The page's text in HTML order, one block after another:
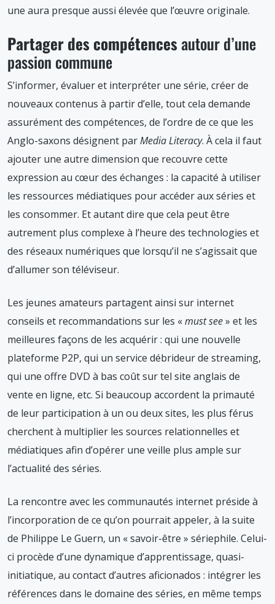
une aura presque aussi élevée que l’œuvre originale.
Partager des compétencesautour d’une
passion commune
S’informer, évaluer et interpréter une série, créer de
nouveaux contenus à partir d’elle, tout cela demande
assurément des compétences, de l’ordre de ce que les
Anglo-saxons désignent parMedia Literacy. À cela il faut
ajouter une autre dimension que recouvre cette
expression au cœur des échanges : la capacité à utiliser
les ressources médiatiques pour accéder aux séries et
les consommer. Et autant dire que cela peut être
autrement plus complexe à l’heure des technologies et
des réseaux numériques que lorsqu’il ne s’agissait que
d’allumer son téléviseur.
Les jeunes amateurs partagent ainsi sur internet
conseils et recommandations sur les «must see» et les
meilleures façons de les acquérir : qui une nouvelle
plateforme P2P, qui un service débrideur de streaming,
qui une offre DVD à bas coût sur tel site anglais de
vente en ligne, etc. Si beaucoup accordent la primauté
de leur participation à un ou deux sites, les plus férus
cherchent à multiplier les sources relationnelles et
médiatiques afin d’opérer une veille plus ample sur
l’actualité des séries.
La rencontre avec les communautés internet préside à
l’incorporation de ce qu’on pourrait appeler, à la suite
de Philippe Le Guern, un « savoir-être » sériephile. Celui-
ci procède d’une dynamique d’apprentissage, quasi-
initiatique, au contact d’autres aficionados : intégrer les
références dans le domaine des séries, en même temps